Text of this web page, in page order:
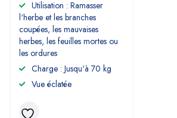
Utilisation : Ramasser
l‘herbe et les branches
coupées, les mauvaises
herbes, les feuilles mortes ou
les ordures
Charge : Jusqu‘à 70 kg
Vue éclatée